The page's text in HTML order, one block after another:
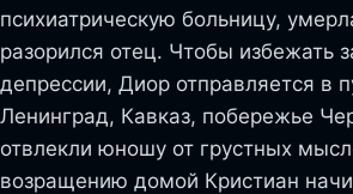
психиатрическую больницу,
разорился отец. Чтобы избежать
депрессии, Диор отправляется в
Ленинград, Кавказ, побережье
отвлекли юношу от грустных
возращению домой Кристиан